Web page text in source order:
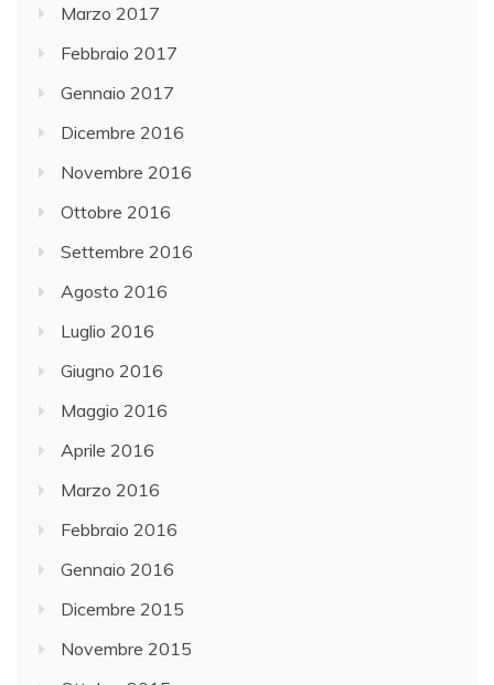
Marzo 2017
Febbraio 2017
Gennaio 2017
Dicembre 2016
Novembre 2016
Ottobre 2016
Settembre 2016
Agosto 2016
Luglio 2016
Giugno 2016
Maggio 2016
Aprile 2016
Marzo 2016
Febbraio 2016
Gennaio 2016
Dicembre 2015
Novembre 2015